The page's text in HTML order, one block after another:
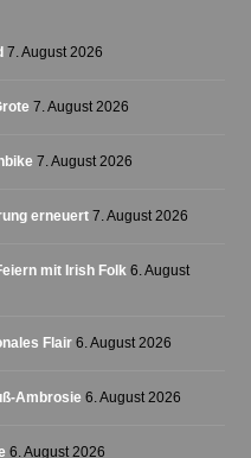
7. August 2026
7. August 2026
7. August 2026
erneuert 7. August 2026
mit Irish Folk 6. August
Flair 6. August 2026
Ambrosie 6. August 2026
6. August 2026